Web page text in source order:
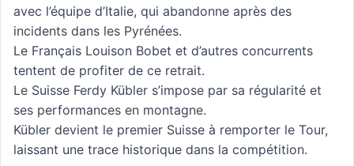
avec l’équipe d’Italie, qui abandonne après des
incidents dans les Pyrénées.
Le Français Louison Bobet et d’autres concurrents
tentent de profiter de ce retrait.
Le Suisse Ferdy Kübler s’impose par sa régularité et
ses performances en montagne.
Kübler devient le premier Suisse à remporter le Tour,
laissant une trace historique dans la compétition.